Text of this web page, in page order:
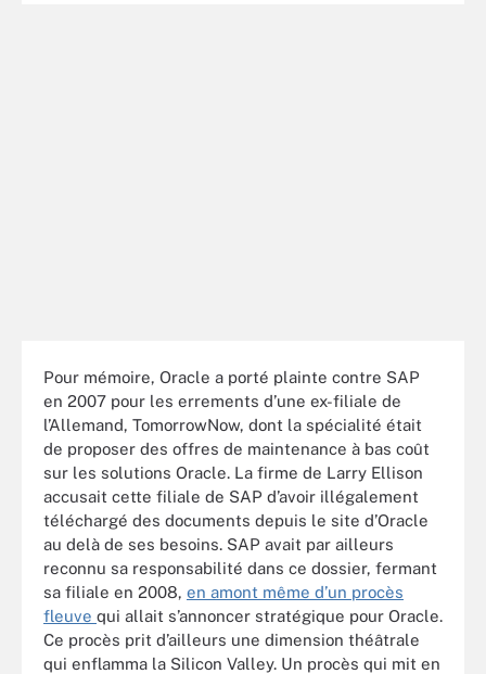
Pour mémoire, Oracle a porté plainte contre SAP
en 2007 pour les errements d’une ex-filiale de
l’Allemand, TomorrowNow, dont la spécialité était
de proposer des offres de maintenance à bas coût
sur les solutions Oracle. La firme de Larry Ellison
accusait cette filiale de SAP d’avoir illégalement
téléchargé des documents depuis le site d’Oracle
au delà de ses besoins. SAP avait par ailleurs
reconnu sa responsabilité dans ce dossier, fermant
sa filiale en 2008, en amont même d’un procès
fleuve qui allait s’annoncer stratégique pour Oracle.
Ce procès prit d’ailleurs une dimension théâtrale
qui enflamma la Silicon Valley. Un procès qui mit en